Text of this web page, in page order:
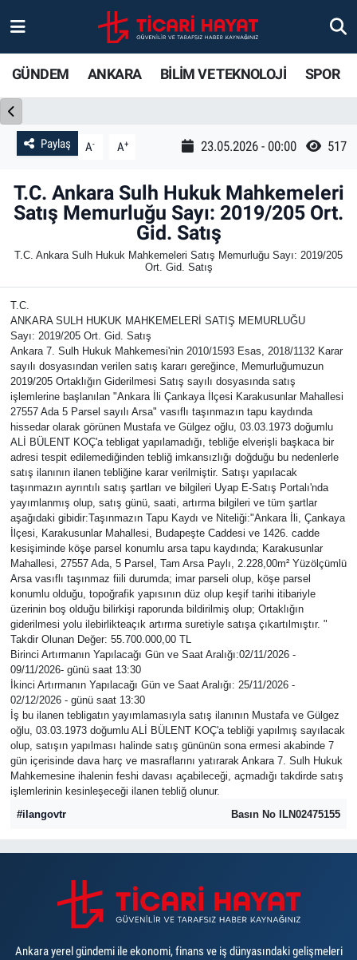
GÜNDEM ANKARA BİLİM VE TEKNOLOJİ SPOR
Paylaş A- A+ 23.05.2026 - 00:00 517
T.C. Ankara Sulh Hukuk Mahkemeleri
Satış Memurluğu Sayı: 2019/205 Ort.
Gid. Satış
T.C. Ankara Sulh Hukuk Mahkemeleri Satış Memurluğu Sayı: 2019/205
Ort. Gid. Satış
T.C.
ANKARA SULH HUKUK MAHKEMELERİ SATIŞ MEMURLUĞU
Sayı: 2019/205 Ort. Gid. Satış
Ankara 7. Sulh Hukuk Mahkemesi'nin 2010/1593 Esas, 2018/1132 Karar
sayılı dosyasından verilen satış kararı gereğince, Memurluğumuzun
2019/205 Ortaklığın Giderilmesi Satış sayılı dosyasında satış
işlemlerine başlanılan "Ankara İli Çankaya İlçesi Karakusunlar Mahallesi
27557 Ada 5 Parsel sayılı Arsa" vasıflı taşınmazın tapu kaydında
hissedar olarak görünen Mustafa ve Gülgez oğlu, 03.03.1973 doğumlu
ALİ BÜLENT KOÇ'a tebligat yapılamadığı, tebliğe elverişli başkaca bir
adresi tespit edilemediğinden tebliğ imkansızlığı doğduğu bu nedenlerle
satış ilanının ilanen tebliğine karar verilmiştir. Satışı yapılacak
taşınmazın ayrıntılı satış şartları ve bilgileri Uyap E-Satış Portalı'nda
yayımlanmış olup, satış günü, saati, artırma bilgileri ve tüm şartlar
aşağıdaki gibidir:Taşınmazın Tapu Kaydı ve Niteliği:"Ankara İli, Çankaya
İlçesi, Karakusunlar Mahallesi, Budapeşte Caddesi ve 1426. cadde
kesişiminde köşe parsel konumlu arsa tapu kaydında; Karakusunlar
Mahallesi, 27557 Ada, 5 Parsel, Tam Arsa Paylı, 2.228,00m² Yüzölçümlü
Arsa vasıflı taşınmaz fiili durumda; imar parseli olup, köşe parsel
konumlu olduğu, topoğrafik yapısının düz olup keşif tarihi itibariyle
üzerinin boş olduğu bilirkişi raporunda bildirilmiş olup; Ortaklığın
giderilmesi yolu ilebirlikteaçık artırma suretiyle satışa çıkartılmıştır. "
Takdir Olunan Değer: 55.700.000,00 TL
Birinci Artırmanın Yapılacağı Gün ve Saat Aralığı:02/11/2026 -
09/11/2026- günü saat 13:30
İkinci Artırmanın Yapılacağı Gün ve Saat Aralığı: 25/11/2026 -
02/12/2026 - günü saat 13:30
İş bu ilanen tebligatın yayımlamasıyla satış ilanının Mustafa ve Gülgez
oğlu, 03.03.1973 doğumlu ALİ BÜLENT KOÇ'a tebliği yapılmış sayılacak
olup, satışın yapılması halinde satış gününün sona ermesi akabinde 7
gün içerisinde dava harç ve masraflarını yatırarak Ankara 7. Sulh Hukuk
Mahkemesine ihalenin feshi davası açabileceği, açmadığı takdirde satış
işlemlerinin kesinleşeceği ilanen tebliğ olunur.
#ilangovtr
Basın No ILN02475155
Ankara yerel gündemi ile ekonomi, finans ve iş dünyasındaki gelişmeleri
Ankara
Bilim ve Teknoloji
Spor
Ticari Hayat
Ankara Hava Durumu
Ankara Trafik Yoğunluk Haritası
Süper Lig Puan Durumu ve Fikstür
Tüm Manşetler
Son Dakika Haberleri